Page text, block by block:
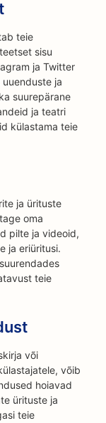
teie
sisu
ja Twitter
ja
suurepärane
ja teatri
külastama teie
ja ürituste
oma
pilte ja videoid,
ja eriüritusi.
teie
või
võib
hoiavad
ürituste ja
teie